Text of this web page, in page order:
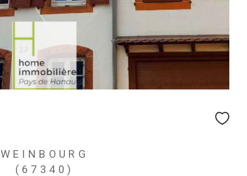
WEINBOURG
(67340)